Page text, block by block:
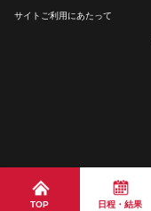
TOP 日程・結果
サイトご利用にあたって